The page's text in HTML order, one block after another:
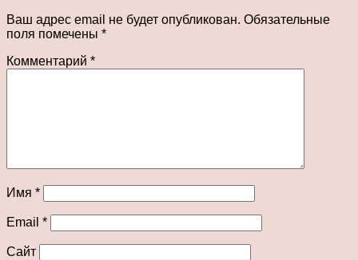
Ваш адрес email не будет опубликован. Обязательные
поля помечены *
Комментарий *
Имя *
Email *
Сайт